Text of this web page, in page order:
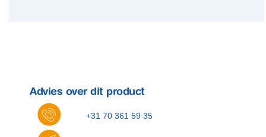
Advies over dit product
+31 70 361 59 35